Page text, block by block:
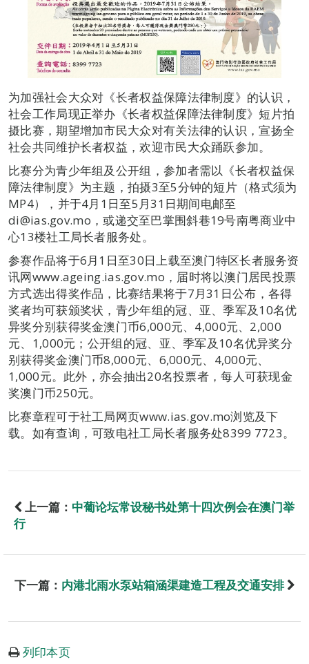
为加强社会大众对《长者权益保障法律制度》的认识，
社会工作局现正举办《长者权益保障法律制度》短片拍
摄比赛，期望增加市民大众对有关法律的认识，宣扬全
社会共同维护长者权益，欢迎市民大众踊跃参加。
比赛分为青少年组及公开组，参加者需以《长者权益保
障法律制度》为主题，拍摄3至5分钟的短片（格式须为
MP4），并于4月1日至5月31日期间电邮至
di@ias.gov.mo，或递交至巴掌围斜巷19号南粤商业中
心13楼社工局长者服务处。
参赛作品将于6月1日至30日上载至澳门特区长者服务资
讯网www.ageing.ias.gov.mo，届时将以澳门居民投票
方式选出得奖作品，比赛结果将于7月31日公布，各得
奖者均可获颁奖状，青少年组的冠、亚、季军及10名优
异奖分别获得奖金澳门币6,000元、4,000元、2,000
元、1,000元；公开组的冠、亚、季军及10名优异奖分
别获得奖金澳门币8,000元、6,000元、4,000元、
1,000元。此外，亦会抽出20名投票者，每人可获现金
奖澳门币250元。
比赛章程可于社工局网页www.ias.gov.mo浏览及下
载。如有查询，可致电社工局长者服务处8399 7723。
上一篇： 中葡论坛常设秘书处第十四次例会在澳门举
行
下一篇： 内港北雨水泵站箱涵渠建造工程及交通安排
列印本页